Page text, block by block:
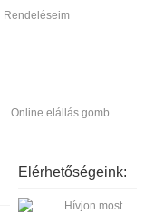
Rendeléseim
Online elállás gomb
Elérhetőségeink:
Hívjon most